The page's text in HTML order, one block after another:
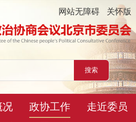
网站无障碍 关怀版
况 政协工作
走近委员